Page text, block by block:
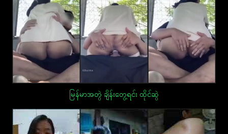
မြန်မာအတွဲ ချိန်းတွေ့ရင်း ထိုင်ဆွဲ